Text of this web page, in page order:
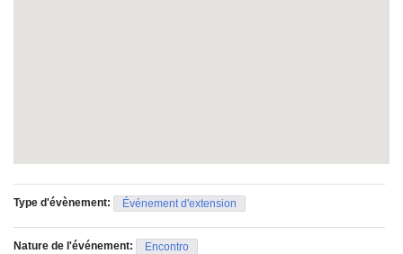
Type d'évènement: Événement d'extension
Nature de l'événement: Encontro